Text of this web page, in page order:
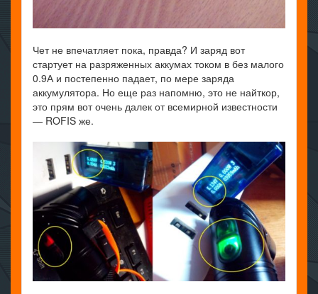
Чет не впечатляет пока, правда? И заряд вот
стартует на разряженных аккумах током в без малого
0.9А и постепенно падает, по мере заряда
аккумулятора. Но еще раз напомню, это не найткор,
это прям вот очень далек от всемирной известности
— ROFIS же.